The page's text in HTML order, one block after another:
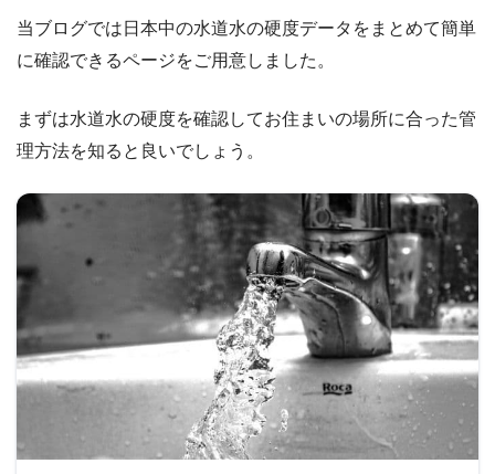
当ブログでは日本中の水道水の硬度データをまとめて簡単
に確認できるページをご用意しました。
まずは水道水の硬度を確認してお住まいの場所に合った管
理方法を知ると良いでしょう。